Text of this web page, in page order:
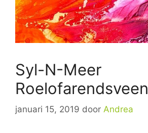
Syl-N-Meer
Roelofarendsveen
januari 15, 2019 door Andrea